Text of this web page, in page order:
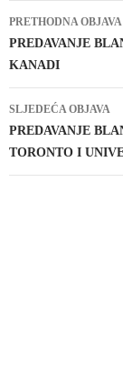
Navigacija
objava
PRETHODNA OBJAVA
PREDAVANJE
KANADI
SLJEDEĆA OBJAVA
PREDAVANJE
TORONTO I